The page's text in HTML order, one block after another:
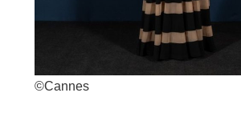
©Cannes